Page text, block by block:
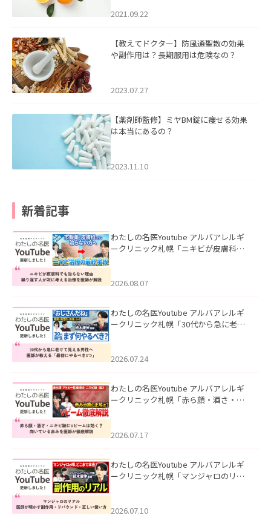
2021.09.22
【教えてドクター】防風通聖散の効果
や副作用は？長期服用は危険なの？
2023.07.27
【薬剤師監修】ミヤBM錠に痩せる効果
は本当にあるの？
2023.11.10
新着記事
わたしの名医Youtube アルバアレルギ
ークリニック札幌「ニキビが皮膚科で
ました。
2026.08.07
わたしの名医Youtube アルバアレルギ
ークリニック札幌「30代から急に老け
た。
2026.07.24
わたしの名医Youtube アルバアレルギ
ークリニック札幌「赤ら顔・酒さ・ニ
した。
2026.07.17
わたしの名医Youtube アルバアレルギ
ークリニック札幌「マンジャロのリア
た。
2026.07.10